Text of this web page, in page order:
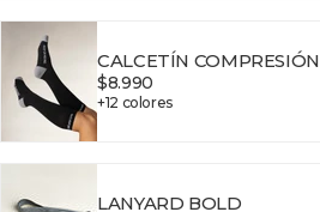
CALCETÍN COMPRESIÓN
$8.990
+12 colores
LANYARD BOLD